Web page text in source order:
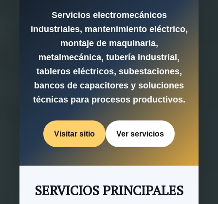
Servicios electromecánicos
industriales, mantenimiento eléctrico,
montaje de maquinaria,
metalmecánica, tubería industrial,
tableros eléctricos, subestaciones,
bancos de capacitores y soluciones
técnicas para procesos productivos.
Visitar sitio Ver servicios
SERVICIOS PRINCIPALES